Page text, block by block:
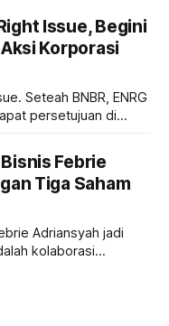
2027. Kira-kira gimana
dilirik sektor ini?
Issue, Begini
Korporasi
Seteah BNBR, ENRG
persetujuan di
Febrie
Tiga Saham
Adriansyah jadi
kolaborasi